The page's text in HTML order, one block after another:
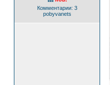
***
Комментарии: 3
pobyvanets